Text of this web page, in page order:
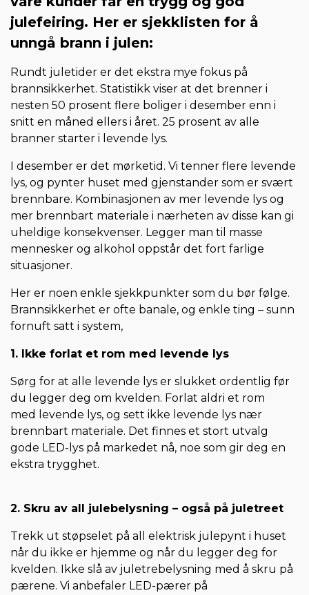
julefeiring. Her er sjekklisten for å
unngå brann i julen:
Rundt juletider er det ekstra mye fokus på
brannsikkerhet. Statistikk viser at det brenner i
nesten 50 prosent flere boliger i desember enn i
snitt en måned ellers i året. 25 prosent av alle
branner starter i levende lys.
I desember er det mørketid. Vi tenner flere levende
lys, og pynter huset med gjenstander som er svært
brennbare. Kombinasjonen av mer levende lys og
mer brennbart materiale i nærheten av disse kan gi
uheldige konsekvenser. Legger man til masse
mennesker og alkohol oppstår det fort farlige
situasjoner.
Her er noen enkle sjekkpunkter som du bør følge.
Brannsikkerhet er ofte banale, og enkle ting – sunn
fornuft satt i system,
1. Ikke forlat et rom med levende lys
Sørg for at alle levende lys er slukket ordentlig før
du legger deg om kvelden. Forlat aldri et rom
med levende lys, og sett ikke levende lys nær
brennbart materiale. Det finnes et stort utvalg
gode LED-lys på markedet nå, noe som gir deg en
ekstra trygghet.
2. Skru av all julebelysning – også på juletreet
Trekk ut støpselet på all elektrisk julepynt i huset
når du ikke er hjemme og når du legger deg for
kvelden. Ikke slå av juletrebelysning med å skru på
pærene. Vi anbefaler LED-pærer på